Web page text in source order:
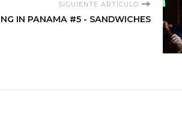
SIGUIENTE ARTÍCULO
IN PANAMA #5 - SANDWICHES